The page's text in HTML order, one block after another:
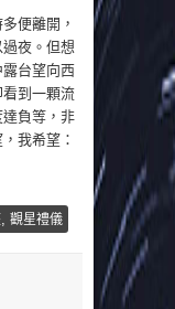
便離開，
夜。但想
台望向西
到一顆流
負等，非
我希望：
觀星禮儀